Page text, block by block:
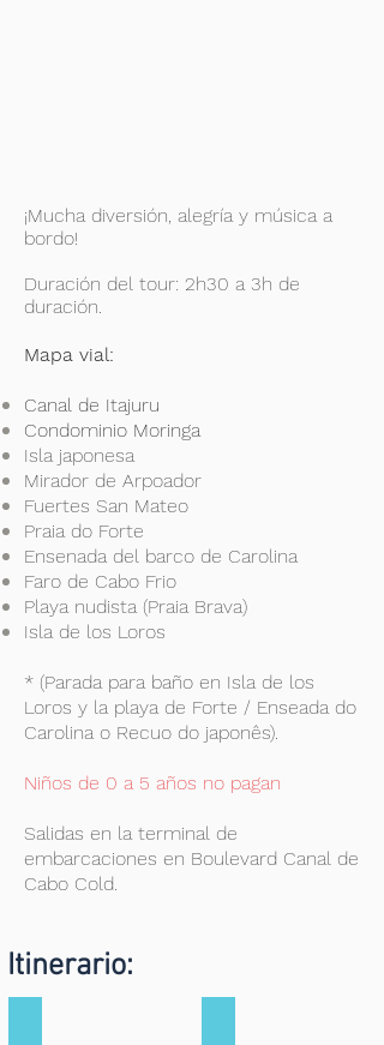
Itinerario:
¡Mucha diversión, alegría y música a
bordo!
Duración del tour: 2h30 a 3h de
duración.
Mapa vial:
Canal de Itajuru
Condominio Moringa
Isla japonesa
Mirador de Arpoador
Fuertes San Mateo
Praia do Forte
Ensenada del barco de Carolina
Faro de Cabo Frio
Playa nudista (Praia Brava)
Isla de los Loros
* (Parada para baño en Isla de los
Loros y la playa de Forte / Enseada do
Carolina o Recuo do japonês).
Niños de 0 a 5 años no pagan
Salidas en la terminal de
embarcaciones en Boulevard Canal de
Cabo Cold.